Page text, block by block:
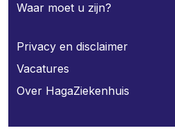
Waar moet u zijn?
Privacy en disclaimer
Vacatures
Over HagaZiekenhuis